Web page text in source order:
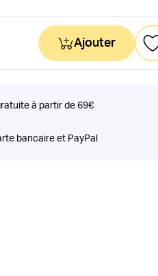
Ajouter
à partir de 69€
bancaire et PayPal